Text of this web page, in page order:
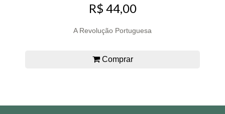
R$ 44,00
A Revolução Portuguesa
Comprar